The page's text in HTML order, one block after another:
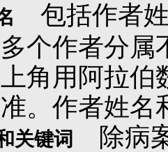
包括作者
个作者分
角用阿拉伯
。作者姓
关键词
除病